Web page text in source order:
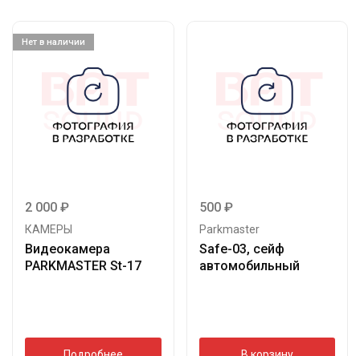
Нет в наличии
2 000 ₽
КАМЕРЫ
Видеокамера
PARKMASTER St-17
500 ₽
Parkmaster
Safe-03, сейф
автомобильный